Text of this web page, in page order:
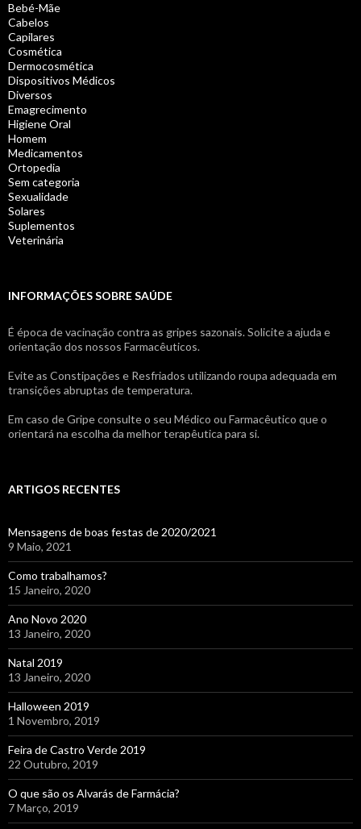
Bebé-Mãe
Cabelos
Capilares
Cosmética
Dermocosmética
Dispositivos Médicos
Diversos
Emagrecimento
Higiene Oral
Homem
Medicamentos
Ortopedia
Sem categoria
Sexualidade
Solares
Suplementos
Veterinária
INFORMAÇÕES SOBRE SAÚDE
É época de vacinação contra as gripes sazonais. Solicite a ajuda e
orientação dos nossos Farmacêuticos.
Evite as Constipações e Resfriados utilizando roupa adequada em
transições abruptas de temperatura.
Em caso de Gripe consulte o seu Médico ou Farmacêutico que o
orientará na escolha da melhor terapêutica para si.
ARTIGOS RECENTES
Mensagens de boas festas de 2020/2021
9 Maio, 2021
Como trabalhamos?
15 Janeiro, 2020
Ano Novo 2020
13 Janeiro, 2020
Natal 2019
13 Janeiro, 2020
Halloween 2019
1 Novembro, 2019
Feira de Castro Verde 2019
22 Outubro, 2019
O que são os Alvarás de Farmácia?
7 Março, 2019